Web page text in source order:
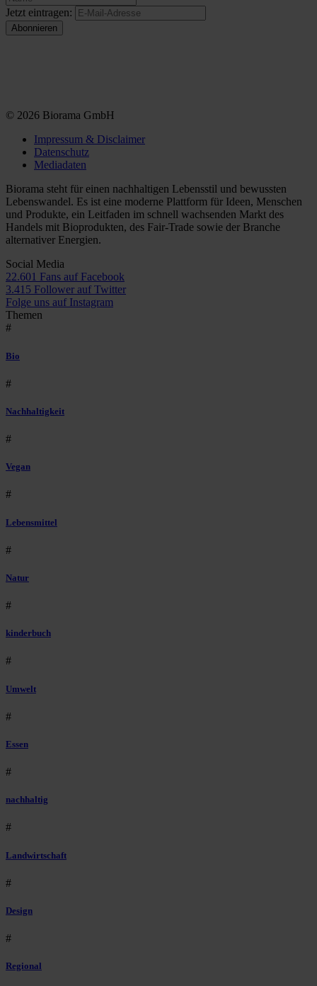
Jetzt eintragen:
© 2026 Biorama GmbH
Impressum & Disclaimer
Datenschutz
Mediadaten
Biorama steht für einen nachhaltigen Lebensstil und bewussten
Lebenswandel. Es ist eine moderne Plattform für Ideen, Menschen
und Produkte, ein Leitfaden im schnell wachsenden Markt des
Handels mit Bioprodukten, des Fair-Trade sowie der Branche
alternativer Energien.
Social Media
22.601 Fans auf Facebook
3.415 Follower auf Twitter
Folge uns auf Instagram
Themen
#
Bio
#
Nachhaltigkeit
#
Vegan
#
Lebensmittel
#
Natur
#
kinderbuch
#
Umwelt
#
Essen
#
nachhaltig
#
Landwirtschaft
#
Design
#
Regional